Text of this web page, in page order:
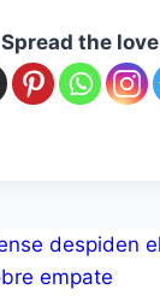
Spread the love